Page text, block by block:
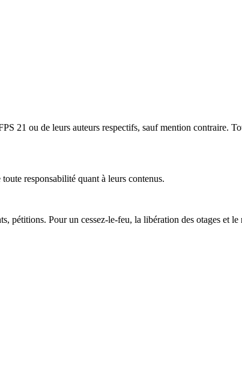
21 ou de leurs auteurs respectifs, sauf mention contraire.
responsabilité quant à leurs contenus.
pétitions. Pour un cessez-le-feu, la libération des otages et